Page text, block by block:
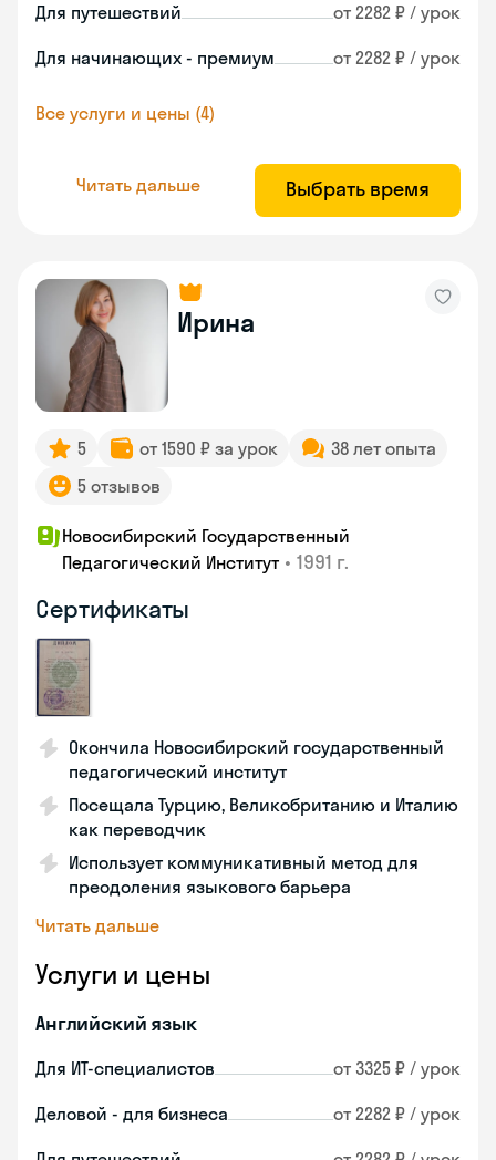
Для путешествий от 2282 ₽ / урок
Для начинающих - премиум от 2282 ₽ / урок
Все услуги и цены (4)
Читать дальше Выбрать время
Ирина
5 от 1590 ₽ за урок
38 лет опыта
5 отзывов
Новосибирский Государственный
Педагогический Институт • 1991 г.
Сертификаты
Окончила Новосибирский государственный
педагогический институт
Посещала Турцию, Великобританию и Италию
как переводчик
Использует коммуникативный метод для
преодоления языкового барьера
Читать дальше
Услуги и цены
Английский язык
Для ИТ-специалистов от 3325 ₽ / урок
Деловой - для бизнеса от 2282 ₽ / урок